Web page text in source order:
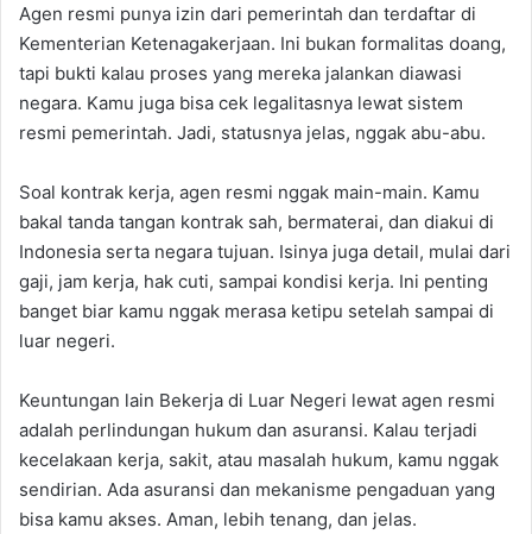
Agen resmi punya izin dari pemerintah dan terdaftar di
Kementerian Ketenagakerjaan. Ini bukan formalitas doang,
tapi bukti kalau proses yang mereka jalankan diawasi
negara. Kamu juga bisa cek legalitasnya lewat sistem
resmi pemerintah. Jadi, statusnya jelas, nggak abu-abu.
Soal kontrak kerja, agen resmi nggak main-main. Kamu
bakal tanda tangan kontrak sah, bermaterai, dan diakui di
Indonesia serta negara tujuan. Isinya juga detail, mulai dari
gaji, jam kerja, hak cuti, sampai kondisi kerja. Ini penting
banget biar kamu nggak merasa ketipu setelah sampai di
luar negeri.
Keuntungan lain Bekerja di Luar Negeri lewat agen resmi
adalah perlindungan hukum dan asuransi. Kalau terjadi
kecelakaan kerja, sakit, atau masalah hukum, kamu nggak
sendirian. Ada asuransi dan mekanisme pengaduan yang
bisa kamu akses. Aman, lebih tenang, dan jelas.